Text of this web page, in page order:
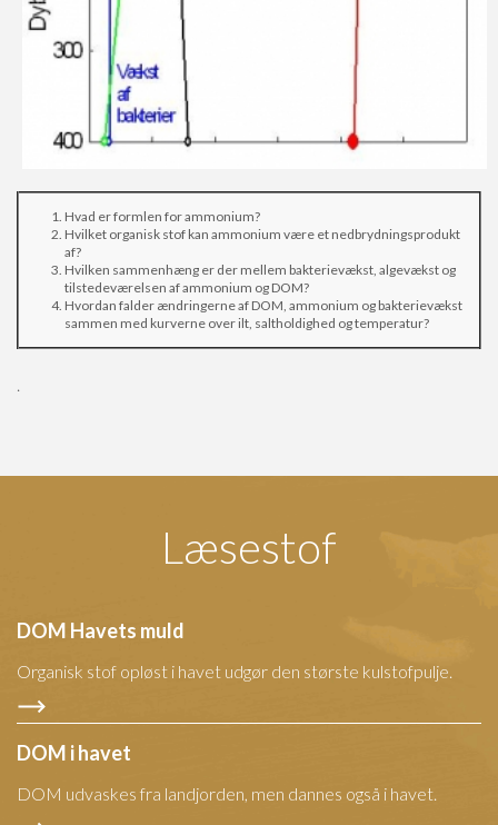
Hvad er formlen for ammonium?
Hvilket organisk stof kan ammonium være et nedbrydningsprodukt
af?
Hvilken sammenhæng er der mellem bakterievækst, algevækst og
tilstedeværelsen af ammonium og DOM?
Hvordan falder ændringerne af DOM, ammonium og bakterievækst
sammen med kurverne over ilt, saltholdighed og temperatur?
.
Læsestof
DOM Havets muld
Organisk stof opløst i havet udgør den største kulstofpulje.
DOM i havet
DOM udvaskes fra landjorden, men dannes også i havet.